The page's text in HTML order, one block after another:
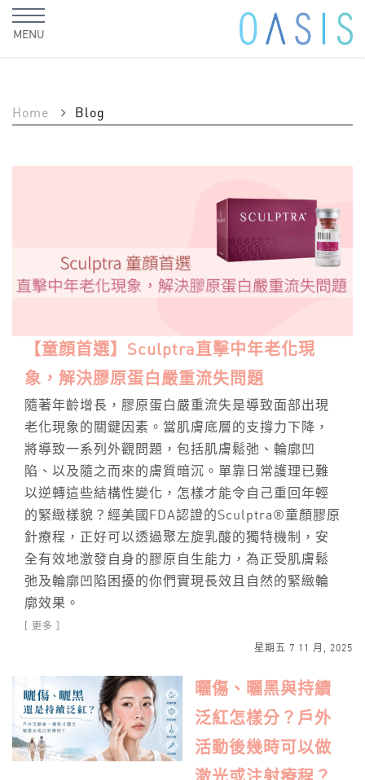
MENU
Home Blog
【童顔首選】Sculptra直擊中年老化現
象，解決膠原蛋白嚴重流失問題
隨著年齡增長，膠原蛋白嚴重流失是導致面部出現
老化現象的關鍵因素。當肌膚底層的支撐力下降，
將導致一系列外觀問題，包括肌膚鬆弛、輪廓凹
陷、以及隨之而來的膚質暗沉。單靠日常護理已難
以逆轉這些結構性變化，怎樣才能令自己重回年輕
的緊緻樣貌？經美國FDA認證的Sculptra®童顏膠原
針療程，正好可以透過聚左旋乳酸的獨特機制，安
全有效地激發自身的膠原自生能力，為正受肌膚鬆
弛及輪廓凹陷困擾的你們實現長效且自然的緊緻輪
廓效果。
[ 更多 ]
星期五 7 11 月, 2025
曬傷、曬黑與持續
泛紅怎樣分？戶外
活動後幾時可以做